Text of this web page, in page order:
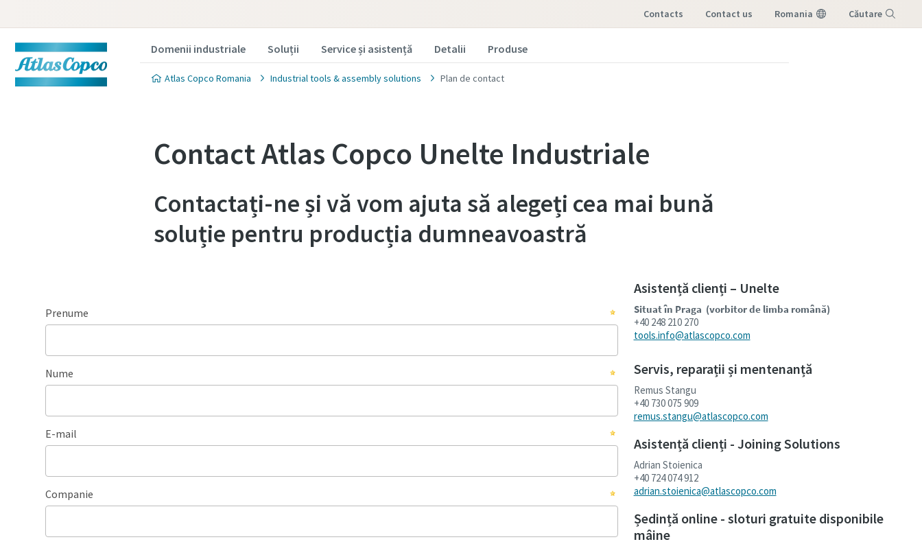
Contacts contact us Romania Căutare
Domenii industriale Soluții Service și asistență Detalii Produse
Atlas Copco Romania Industrial tools & assembly solutions Plan de contact
Contact Atlas Copco Unelte Industriale
Contactați-ne și vă vom ajuta să alegeți cea mai bună
soluție pentru producția dumneavoastră
Asistență clienți – Unelte
Situat în Praga (vorbitor de limba română)
+40 248 210 270
tools.info@atlascopco.com
Servis, reparații și mentenanță
Remus Stangu
+40 730 075 909
remus.stangu@atlascopco.com
Asistență clienți - Joining Solutions
Adrian Stoienica
+40 724 074 912
adrian.stoienica@atlascopco.com
Ședință online - sloturi gratuite disponibile
mâine